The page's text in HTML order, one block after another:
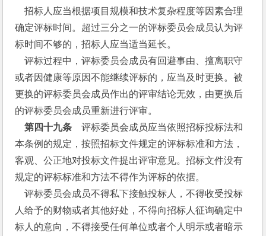
招标人应当根据项目规模和技术复杂程度等因素合理
确定评标时间。超过三分之一的评标委员会成员认为评
标时间不够的，招标人应当适当延长。
评标过程中，评标委员会成员有回避事由、擅离职守
或者因健康等原因不能继续评标的，应当及时更换。被
更换的评标委员会成员作出的评审结论无效，由更换后
的评标委员会成员重新进行评审。
第四十九条 评标委员会成员应当依照招标投标法和
本条例的规定，按照招标文件规定的评标标准和方法，
客观、公正地对投标文件提出评审意见。招标文件没有
规定的评标标准和方法不得作为评标的依据。
评标委员会成员不得私下接触投标人，不得收受投标
人给予的财物或者其他好处，不得向招标人征询确定中
标人的意向，不得接受任何单位或者个人明示或者暗示